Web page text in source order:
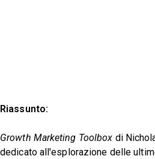
Riassunto:
Growth Marketing Toolbox di
dedicato all'esplorazione delle